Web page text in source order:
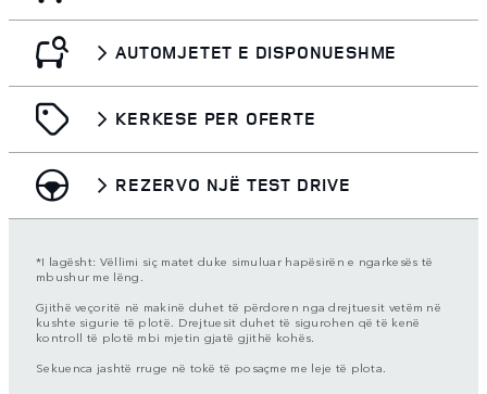
AUTOMJETET E DISPONUESHME
KERKESE PER OFERTE
REZERVO NJË TEST DRIVE
*I lagësht: Vëllimi siç matet duke simuluar hapësirën e ngarkesës të
mbushur me lëng.
Gjithë veçoritë në makinë duhet të përdoren nga drejtuesit vetëm në
kushte sigurie të plotë. Drejtuesit duhet të sigurohen që të kenë
kontroll të plotë mbi mjetin gjatë gjithë kohës.
Sekuenca jashtë rruge në tokë të posaçme me leje të plota.